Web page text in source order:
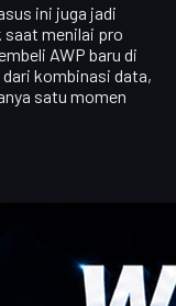
ini juga jadi
saat menilai pro
AWP baru di
kombinasi data,
satu momen
di blog